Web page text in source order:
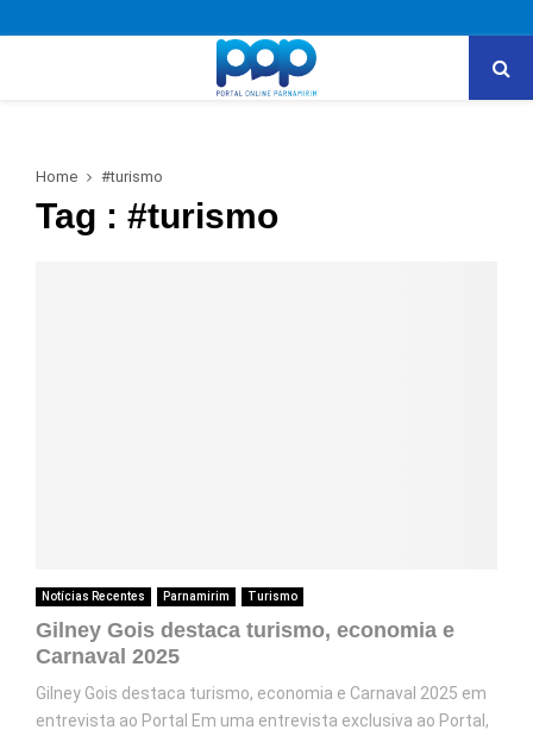
Home #turismo
Tag : #turismo
Notícias Recentes Parnamirim Turismo
Gilney Gois destaca turismo, economia e
Carnaval 2025
Gilney Gois destaca turismo, economia e Carnaval 2025 em
entrevista ao Portal Em uma entrevista exclusiva ao Portal,